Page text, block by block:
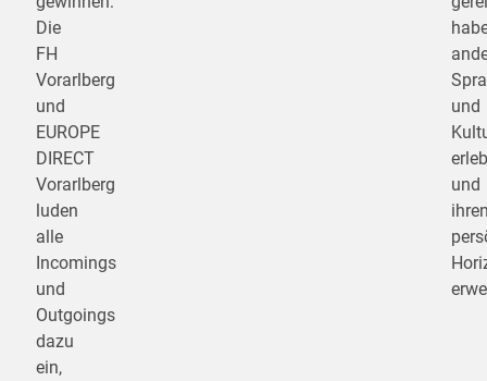
Die
FH
Vorarlberg
und
EUROPE
DIRECT
Vorarlberg
luden
alle
Incomings
und
Outgoings
dazu
ein,
und
und